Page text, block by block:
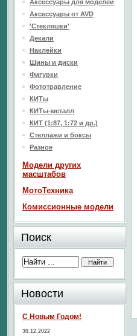
Аксессуары для моделей
Аксессуары от AVD
'Стекляшки'
Декали
Наклейки
Шины и диски
Фигурки
Фототравление
КИТы
КИТы-металл
КИТ (1:87, 1:72 и др.)
Стеллажи и боксы
Разное
Модели других
масштабов
МотоТехника
Комиссионные модели
Поиск
Новости
С Новым Годом!
30.12.2022